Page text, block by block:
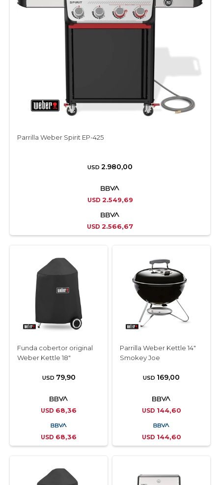
Parrilla Weber Spirit EP-425
USD 2.980,00
USD 2.549,69
USD 2.566,67
Funda cobertor original
Weber Kettle 18"
USD 79,90
USD 68,36
USD 68,36
Parrilla Weber Kettle 14"
Smokey Joe
USD 169,00
USD 144,60
USD 144,60